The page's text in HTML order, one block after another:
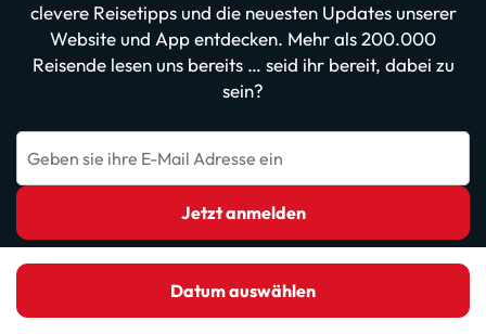
Datum auswählen
clevere Reisetipps und die neuesten Updates unserer
Website und App entdecken. Mehr als 200.000
Reisende lesen uns bereits … seid ihr bereit, dabei zu
sein?
Geben sie ihre E-Mail Adresse ein
Jetzt anmelden
Mit der Anmeldung bestätigen Sie, dass Sie dieDatenschutzrichtlinie